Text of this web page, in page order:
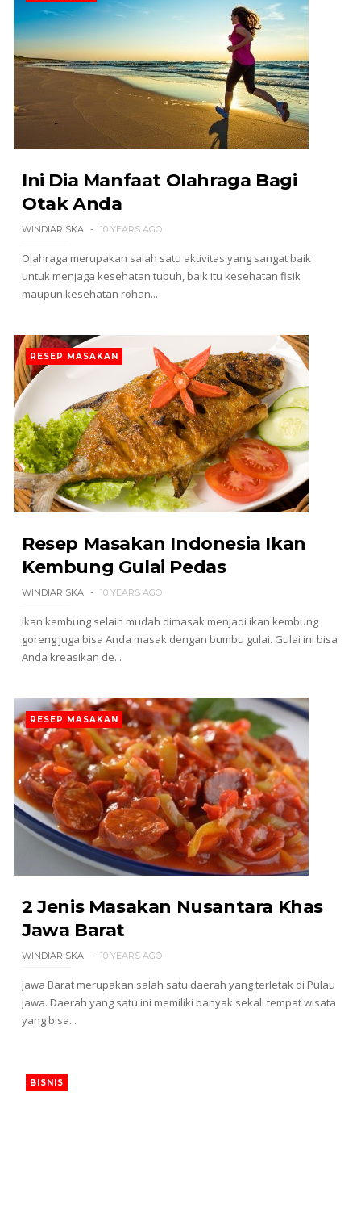
Ini Dia Manfaat Olahraga Bagi
Otak Anda
WINDIARISKA 10 YEARS AGO
Olahraga merupakan salah satu aktivitas yang sangat baik
untuk menjaga kesehatan tubuh, baik itu kesehatan fisik
maupun kesehatan rohan...
RESEP MASAKAN
Resep Masakan Indonesia Ikan
Kembung Gulai Pedas
WINDIARISKA 10 YEARS AGO
Ikan kembung selain mudah dimasak menjadi ikan kembung
goreng juga bisa Anda masak dengan bumbu gulai. Gulai ini bisa
Anda kreasikan de...
RESEP MASAKAN
2 Jenis Masakan Nusantara Khas
Jawa Barat
WINDIARISKA 10 YEARS AGO
Jawa Barat merupakan salah satu daerah yang terletak di Pulau
Jawa. Daerah yang satu ini memiliki banyak sekali tempat wisata
yang bisa...
BISNIS